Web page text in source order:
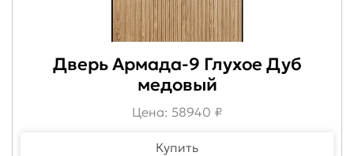
Дверь Армада-9 Глухое Дуб
медовый
Цена: 58940 ₽
Купить